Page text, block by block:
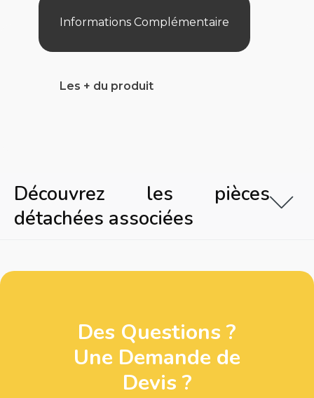
Grid
Informations Complémentaire
Les + du produit
Découvrez les pièces
détachées associées
Des Questions ?
Une Demande de
Devis ?